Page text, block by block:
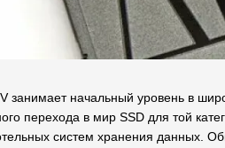
занимает начальный уровень в
перехода в мир SSD для той
систем хранения данных.